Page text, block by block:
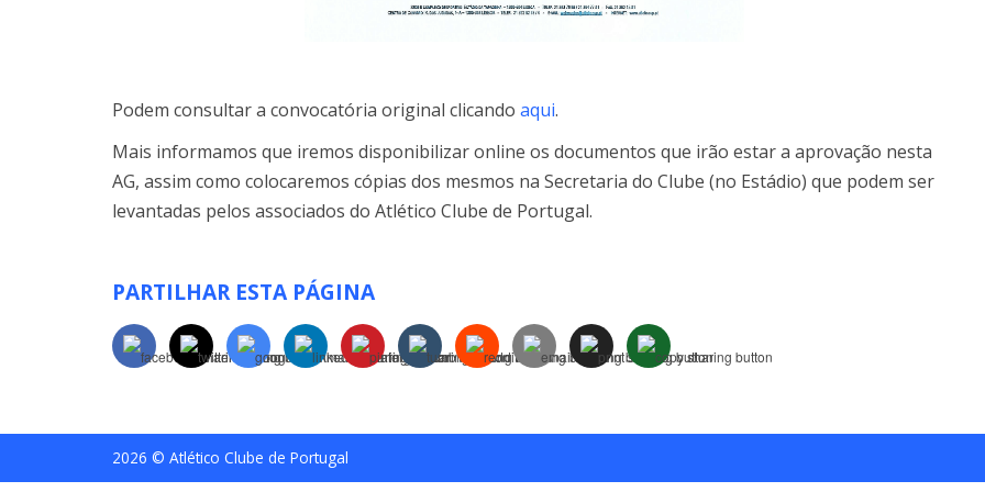
Podem consultar a convocatória original clicando aqui.
Mais informamos que iremos disponibilizar online os documentos que irão estar a aprovação nesta
AG, assim como colocaremos cópias dos mesmos na Secretaria do Clube (no Estádio) que podem ser
levantadas pelos associados do Atlético Clube de Portugal.
PARTILHAR ESTA PÁGINA
2026 © Atlético Clube de Portugal